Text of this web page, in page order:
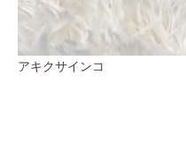
アキクサインコ